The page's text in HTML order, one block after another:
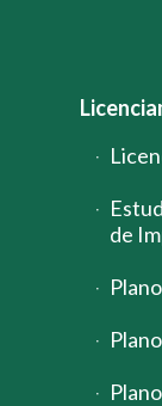
de